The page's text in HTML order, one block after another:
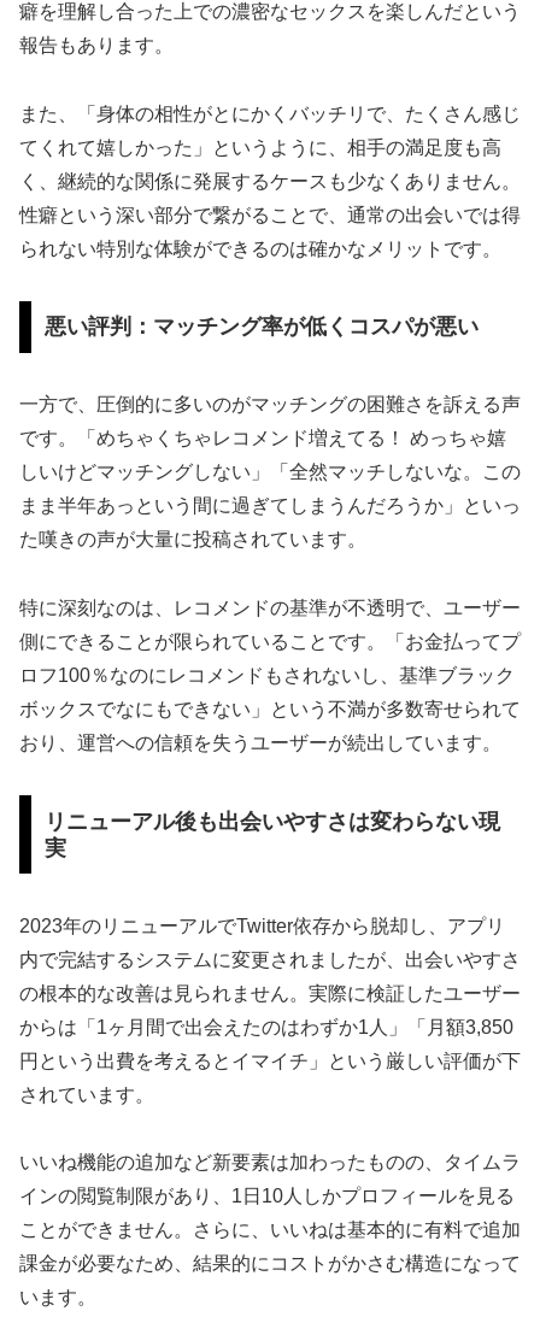
癖を理解し合った上での濃密なセックスを楽しんだという
報告もあります。
また、「身体の相性がとにかくバッチリで、たくさん感じ
てくれて嬉しかった」というように、相手の満足度も高
く、継続的な関係に発展するケースも少なくありません。
性癖という深い部分で繋がることで、通常の出会いでは得
られない特別な体験ができるのは確かなメリットです。
悪い評判：マッチング率が低くコスパが悪い
一方で、圧倒的に多いのがマッチングの困難さを訴える声
です。「めちゃくちゃレコメンド増えてる！ めっちゃ嬉
しいけどマッチングしない」「全然マッチしないな。この
まま半年あっという間に過ぎてしまうんだろうか」といっ
た嘆きの声が大量に投稿されています。
特に深刻なのは、レコメンドの基準が不透明で、ユーザー
側にできることが限られていることです。「お金払ってプ
ロフ100％なのにレコメンドもされないし、基準ブラック
ボックスでなにもできない」という不満が多数寄せられて
おり、運営への信頼を失うユーザーが続出しています。
リニューアル後も出会いやすさは変わらない現
実
2023年のリニューアルでTwitter依存から脱却し、アプリ
内で完結するシステムに変更されましたが、出会いやすさ
の根本的な改善は見られません。実際に検証したユーザー
からは「1ヶ月間で出会えたのはわずか1人」「月額3,850
円という出費を考えるとイマイチ」という厳しい評価が下
されています。
いいね機能の追加など新要素は加わったものの、タイムラ
インの閲覧制限があり、1日10人しかプロフィールを見る
ことができません。さらに、いいねは基本的に有料で追加
課金が必要なため、結果的にコストがかさむ構造になって
います。